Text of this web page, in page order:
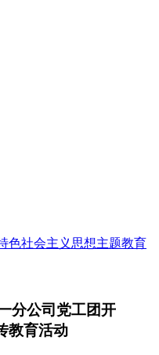
色社会主义思想主题教育
分公司党工团开
教育活动